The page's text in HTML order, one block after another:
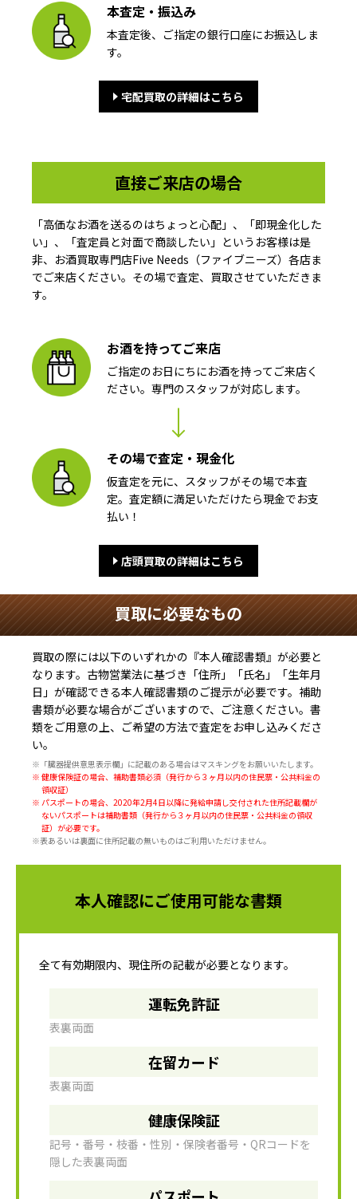
本査定・振込み
本査定後、ご指定の銀行口座にお振込しま
す。
宅配買取の詳細はこちら
直接ご来店の場合
「高価なお酒を送るのはちょっと心配」、「即現金化した
い」、「査定員と対面で商談したい」というお客様は是
非、お酒買取専門店Five Needs（ファイブニーズ）各店ま
でご来店ください。その場で査定、買取させていただきま
す。
お酒を持ってご来店
ご指定のお日にちにお酒を持ってご来店く
ださい。専門のスタッフが対応します。
その場で査定・現金化
仮査定を元に、スタッフがその場で本査
定。査定額に満足いただけたら現金でお支
払い！
店頭買取の詳細はこちら
買取に必要なもの
買取の際には以下のいずれかの『本人確認書類』が必要と
なります。古物営業法に基づき 「住所」「氏名」「生年月
日」が確認できる本人確認書類のご提示が必要です。補助
書類が必要な場合がございますので、ご注意ください。書
類をご用意の上、ご希望の方法で査定をお申し込みくださ
い。
※「臓器提供意思表示欄」に記載のある場合はマスキングをお願いいたします。
※ 健康保険証の場合、補助書類必須（発行から３ヶ月以内の住民票・公共料金の
領収証）
※ パスポートの場合、2020年2月4日以降に発給申請し交付された住所記載欄が
ないパスポートは補助書類（発行から３ヶ月以内の住民票・公共料金の領収
証）が必要です。
※表あるいは裏面に住所記載の無いものはご利用いただけません。
本人確認にご使用可能な書類
全て有効期限内、現住所の記載が必要となります。
運転免許証
表裏両面
在留カード
表裏両面
健康保険証
記号・番号・枝番・性別・保険者番号・QRコードを
隠した表裏両面